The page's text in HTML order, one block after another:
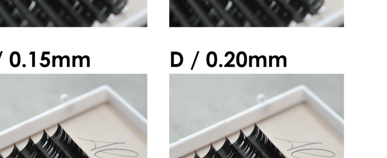
アリシアラッシュ Dカール 0.15mm
¥2,600
アリシアラッシュ Dカール 0.20mm
¥2,600